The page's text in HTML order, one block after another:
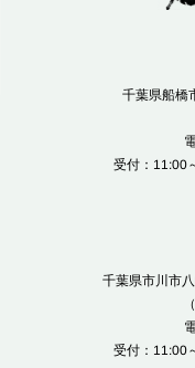
千葉県船橋
受付：11:00
千葉県市川市
受付：11:00